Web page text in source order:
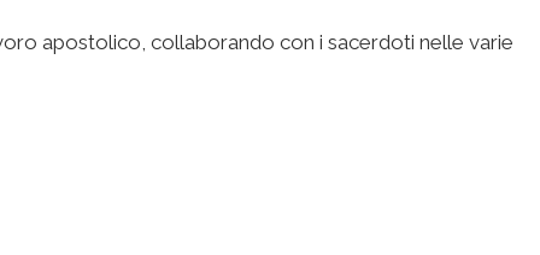
apostolico, collaborando con i sacerdoti nelle varie